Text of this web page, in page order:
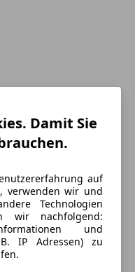
Damit Sie
auf
verwenden wir und
Technologien
wir nachfolgend:
und
IP Adressen) zu